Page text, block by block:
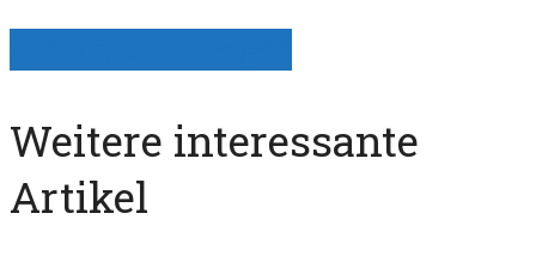
Weitere interessante
Artikel